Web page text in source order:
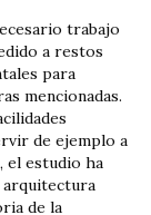
trabajo
a restos
para
mencionadas.
de ejemplo a
el estudio ha
arquitectura
de la